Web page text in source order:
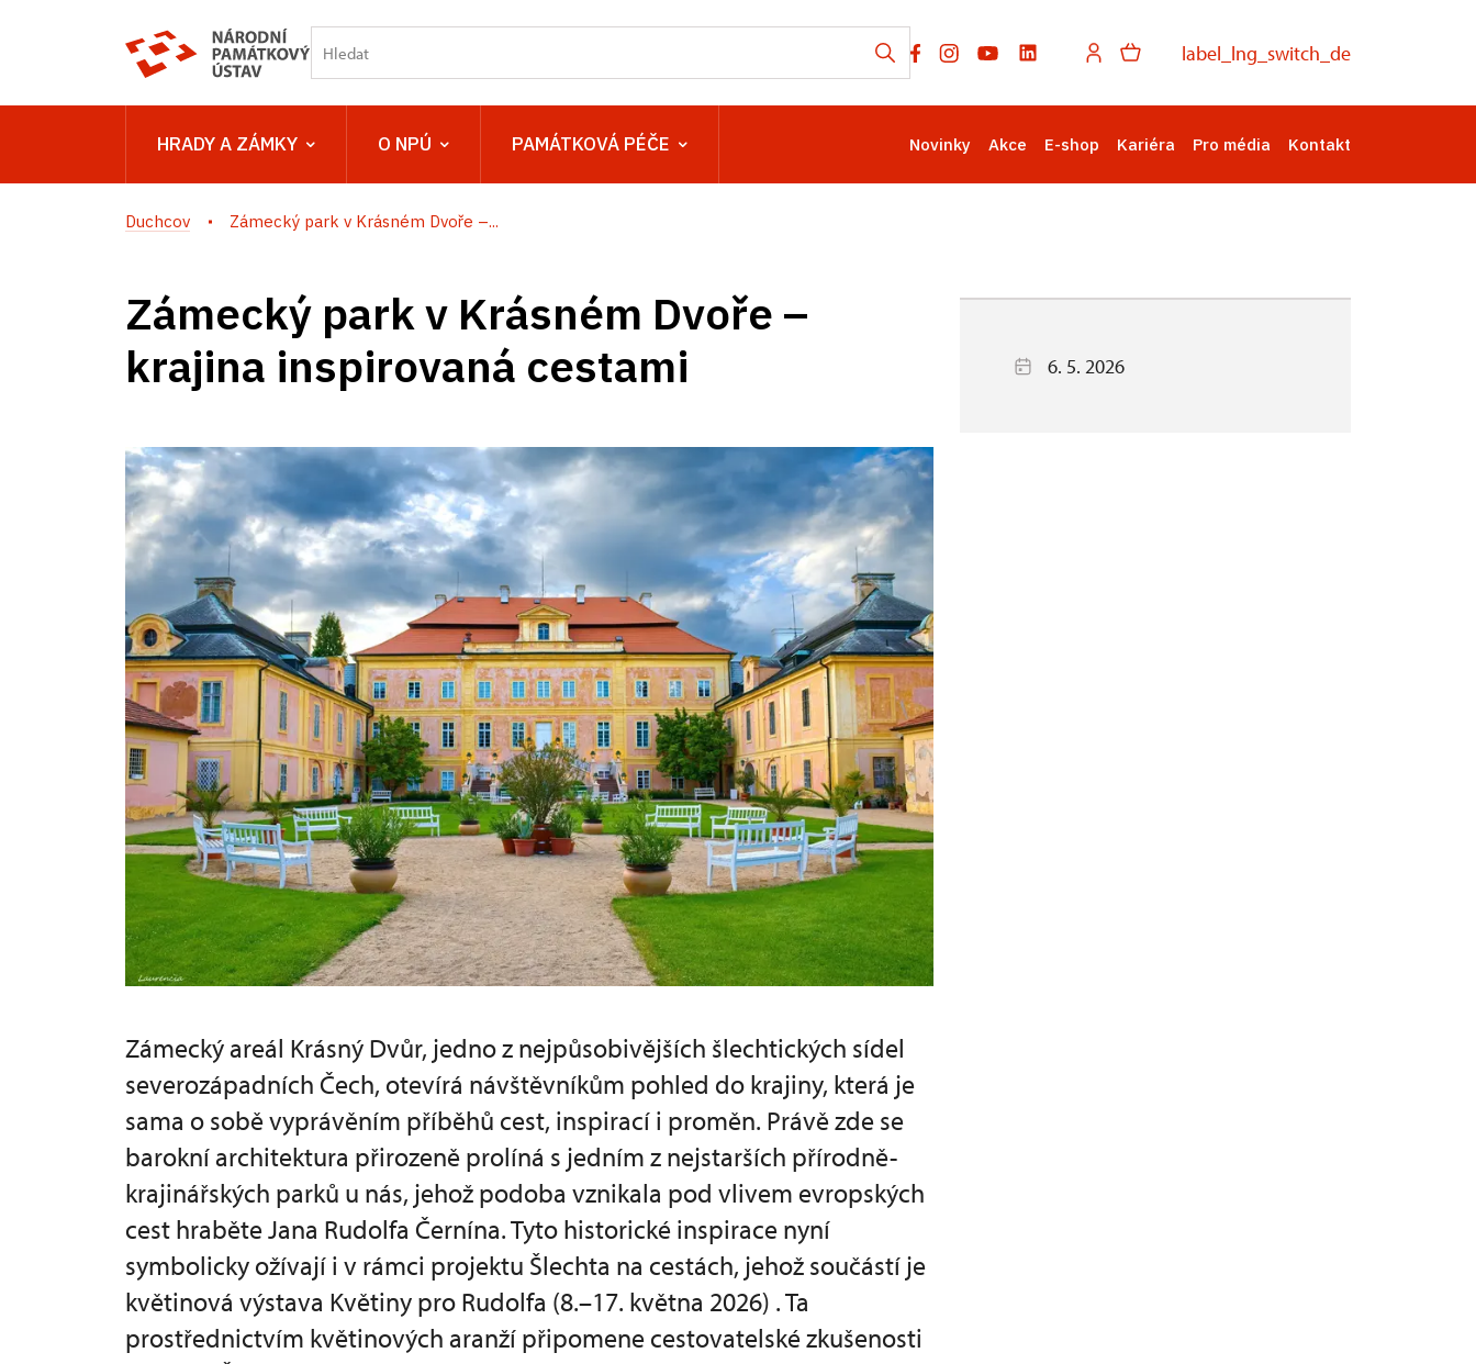
label_lng_switch_de
HRADY A ZÁMKY O NPÚ PAMÁTKOVÁ PÉČE Novinky Akce E-shop Kariéra Pro média Kontakt
Duchcov Zámecký park v Krásném Dvoře –...
Zámecký park v Krásném Dvoře –
krajina inspirovaná cestami
Zámecký areál Krásný Dvůr, jedno z nejpůsobivějších šlechtických sídel
severozápadních Čech, otevírá návštěvníkům pohled do krajiny, která je
sama o sobě vyprávěním příběhů cest, inspirací i proměn. Právě zde se
barokní architektura přirozeně prolíná s jedním z nejstarších přírodně-
krajinářských parků u nás, jehož podoba vznikala pod vlivem evropských
cest hraběte Jana Rudolfa Černína. Tyto historické inspirace nyní
symbolicky ožívají i v rámci projektu Šlechta na cestách, jehož součástí je
květinová výstava Květiny pro Rudolfa (8.–17. května 2026) . Ta
prostřednictvím květinových aranží připomene cestovatelské zkušenosti
6. 5. 2026